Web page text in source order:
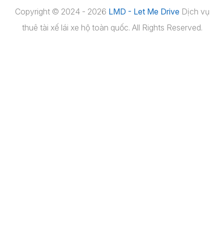
Copyright © 2024 - 2026 LMD - Let Me Drive Dịch vụ
thuê tài xế lái xe hộ toàn quốc. All Rights Reserved.